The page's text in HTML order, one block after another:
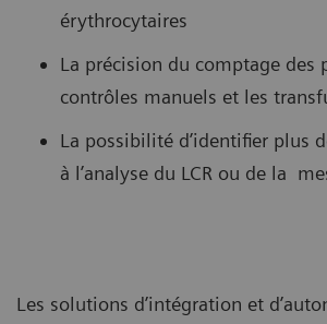
érythrocytaires
La précision du comptage des
contrôles manuels et les
La possibilité d’identifier plus
à l’analyse du LCR ou de la
Les solutions d’intégration et